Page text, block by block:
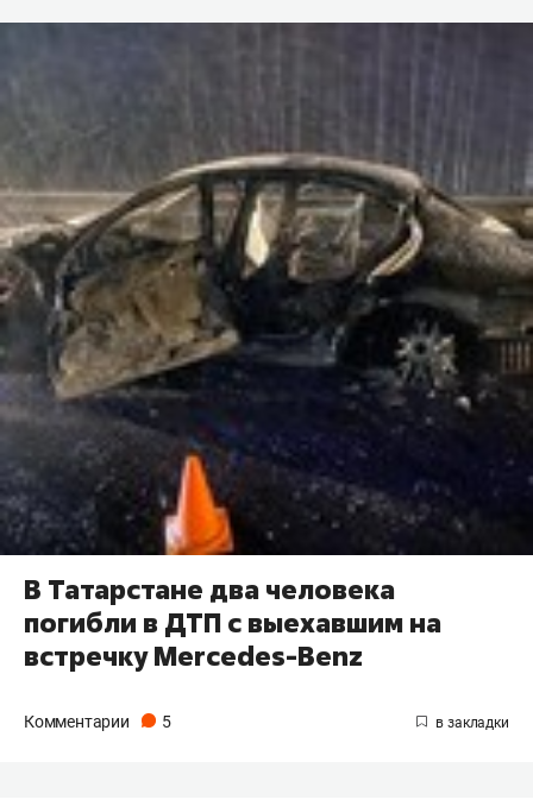
В Татарстане два человека
погибли в ДТП с выехавшим на
встречку Mercedes-Benz
Комментарии 5